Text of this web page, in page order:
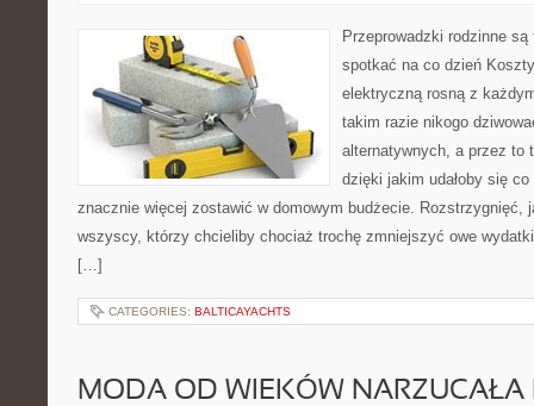
Przeprowadzki rodzinne
spotkać na co dzień
elektryczną rosną z
takim razie nikogo
alternatywnych, a przez to
dzięki jakim udałoby się
znacznie więcej zostawić w domowym budżecie. Rozstrzygnięć,
wszyscy, którzy chcieliby chociaż trochę zmniejszyć owe
[…]
CATEGORIES: BALTICAYACHTS
MODA OD WIEKÓW NARZUCAŁA